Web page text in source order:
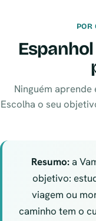
POR
Ninguém
Escolha o seu
Resumo:a
objetivo:
viagem ou
caminho tem o